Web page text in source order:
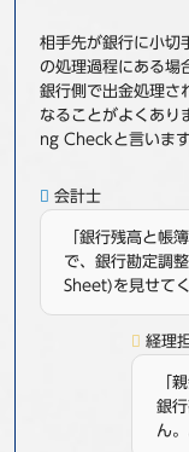
BBSグループネット
株主・
相手先が銀行に小切
の処理過程にある場
銀行側で出金処理さ
なることがよくあ
ng Checkと言います
会計士
「銀行残高と帳
で、銀行勘定調
Sheet)を見せて
経理
「
銀
ん。